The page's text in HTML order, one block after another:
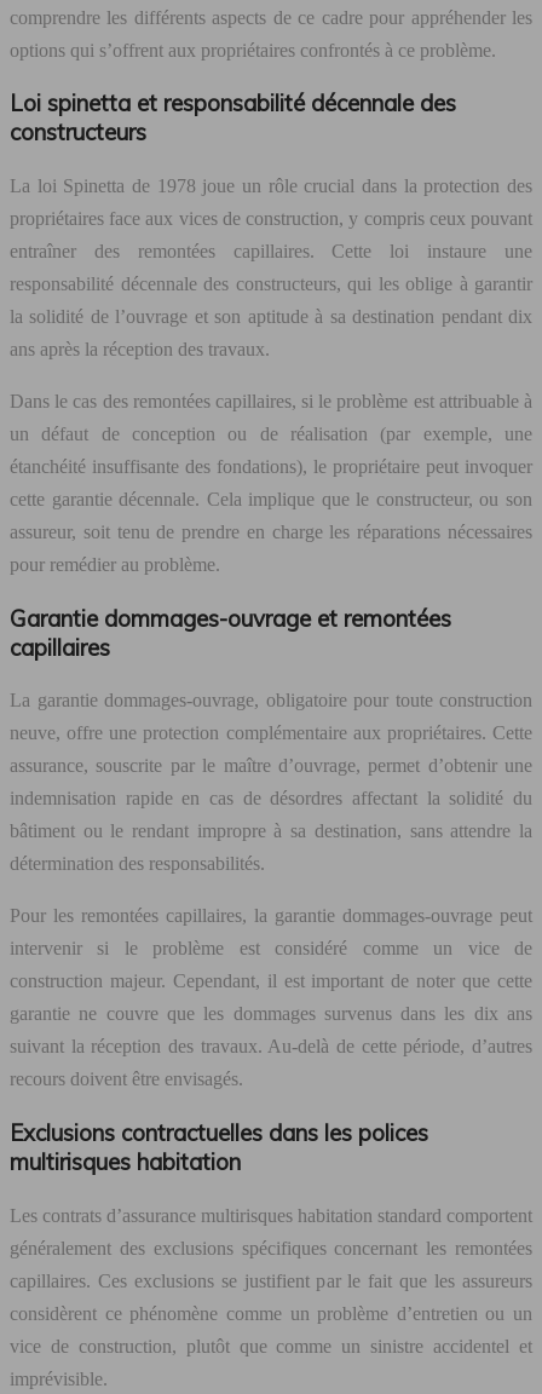
comprendre les différents aspects de ce cadre pour appréhender les
options qui s’offrent aux propriétaires confrontés à ce problème.
Loi spinetta et responsabilité décennale des
constructeurs
La loi Spinetta de 1978 joue un rôle crucial dans la protection des
propriétaires face aux vices de construction, y compris ceux pouvant
entraîner des remontées capillaires. Cette loi instaure une
responsabilité décennale des constructeurs, qui les oblige à garantir
la solidité de l’ouvrage et son aptitude à sa destination pendant dix
ans après la réception des travaux.
Dans le cas des remontées capillaires, si le problème est attribuable à
un défaut de conception ou de réalisation (par exemple, une
étanchéité insuffisante des fondations), le propriétaire peut invoquer
cette garantie décennale. Cela implique que le constructeur, ou son
assureur, soit tenu de prendre en charge les réparations nécessaires
pour remédier au problème.
Garantie dommages-ouvrage et remontées
capillaires
La garantie dommages-ouvrage, obligatoire pour toute construction
neuve, offre une protection complémentaire aux propriétaires. Cette
assurance, souscrite par le maître d’ouvrage, permet d’obtenir une
indemnisation rapide en cas de désordres affectant la solidité du
bâtiment ou le rendant impropre à sa destination, sans attendre la
détermination des responsabilités.
Pour les remontées capillaires, la garantie dommages-ouvrage peut
intervenir si le problème est considéré comme un vice de
construction majeur. Cependant, il est important de noter que cette
garantie ne couvre que les dommages survenus dans les dix ans
suivant la réception des travaux. Au-delà de cette période, d’autres
recours doivent être envisagés.
Exclusions contractuelles dans les polices
multirisques habitation
Les contrats d’assurance multirisques habitation standard comportent
généralement des exclusions spécifiques concernant les remontées
capillaires. Ces exclusions se justifient par le fait que les assureurs
considèrent ce phénomène comme un problème d’entretien ou un
vice de construction, plutôt que comme un sinistre accidentel et
imprévisible.